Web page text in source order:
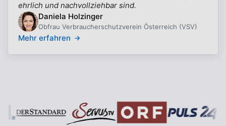
ehrlich und nachvollziehbar sind.
Daniela Holzinger
Obfrau Verbraucherschutzverein Österreich (VSV)
Mehr erfahren